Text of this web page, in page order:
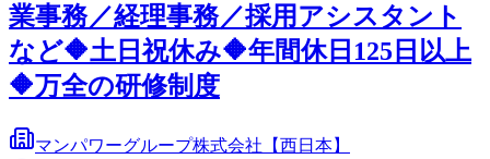
業事務／経理事務／採用アシスタント
など🔶土日祝休み🔶年間休日125日以上
🔶万全の研修制度
マンパワーグループ株式会社【西日本】